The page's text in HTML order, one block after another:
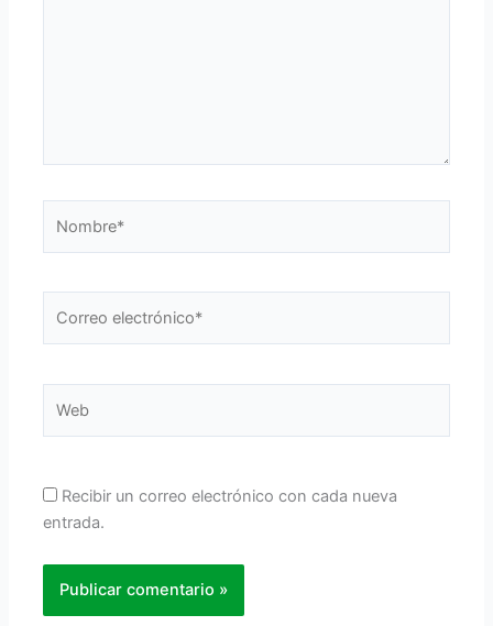
electrónico*
Recibir un correo electrónico con cada nueva
entrada.